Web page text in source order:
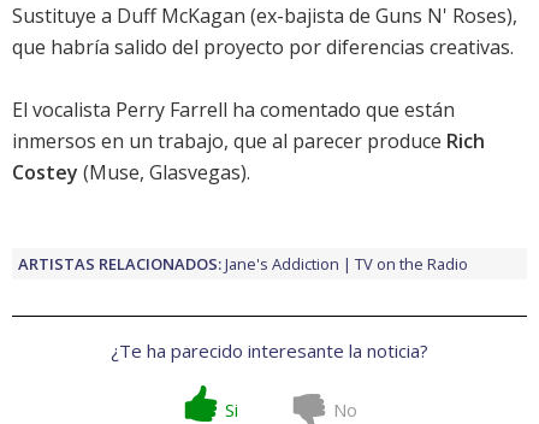
Sustituye a Duff McKagan (ex-bajista de Guns N' Roses),
que habría salido del proyecto por diferencias creativas.
El vocalista Perry Farrell ha comentado que están
inmersos en un trabajo, que al parecer produce Rich
Costey (Muse, Glasvegas).
ARTISTAS RELACIONADOS:Jane's Addiction TV on the Radio
¿Te ha parecido interesante la noticia?
Si No